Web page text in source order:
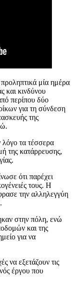
μία ημέρα
και κινδύνου
περίπου δύο
για τη σύνδεση
της
λόγο τα τέσσερα
της κατάρρευσης,
ότι παρέχει
τους. Η
την αλληλεγγύη
στην πόλη, ενώ
και της
για να
να εξετάζουν τις
έργου που